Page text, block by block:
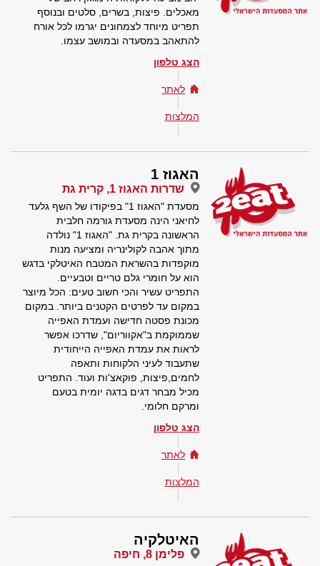
מאכלים. פיצות, בשרים, סלטים ובנוסף
תפריט מיוחד לצמחונים יגרמו לכל אורח
להתאהב במסעדה ובמושב עצמו.
הצג טלפון
לאתר
המלצות
האגוז 1
שדרות האגוז 1, קרית גת
מסעדת "האגוז 1" בפיקודו של השף גלעד
לחיאני הינה מסעדת גורמה חלבית
הראשונה בקרית גת. "האגוז 1" נולדה
מתוך אהבה לקולינריה ומציעה מנות
מוקפדות בהשראת המטבח האיטלקי בדגש
הוא על חומרי גלם טריים וטבעיים.
התפריט עשיר והכי חשוב טעים: הכל מיוצר
במקום עד לפרטים הקטנים ביותר. במקום
מכונת פסטה חדישה ועמדת האפייה
שממוקמת ב"אקווריום", שדרכו אפשר
לראות את עמדת האפייה הייחודית
שתעבוד לעיני הלקוחות ותאפה
לחמים,פיצות, פוקאצ'ות ועוד. התפריט
מכיל מבחר דגים בדגה יומית בטעם
ומרקם חלומי.
הצג טלפון
לאתר
המלצות
האיטלקיה
פלימן 8, חיפה